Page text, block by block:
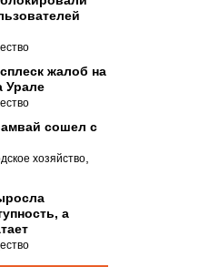
жалоб на
Урале
сошел с
хозяйство
а